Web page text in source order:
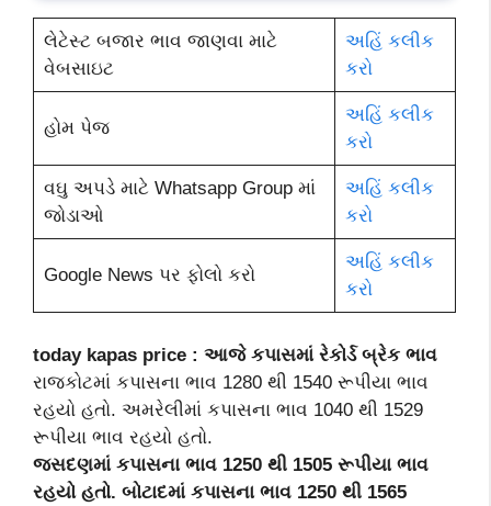
લેટેસ્ટ બજાર ભાવ જાણવા માટે
વેબસાઇટ
અહિં કલીક
કરો
હોમ પેજ
અહિં કલીક
કરો
વઘુ અપડે માટે Whatsapp Group માં
જોડાઓ
અહિં કલીક
કરો
Google News પર ફોલો કરો
અહિં કલીક
કરો
today kapas price : આજે કપાસમાં રેકોર્ડ બ્રેક ભાવ
રાજકોટમાં કપાસના ભાવ 1280 થી 1540 રૂપીયા ભાવ
રહયો હતો. અમરેલીમાં કપાસના ભાવ 1040 થી 1529
રૂપીયા ભાવ રહયો હતો.
જસદણમાં કપાસના ભાવ 1250 થી 1505 રૂપીયા ભાવ
રહયો હતો. બોટાદમાં કપાસના ભાવ 1250 થી 1565